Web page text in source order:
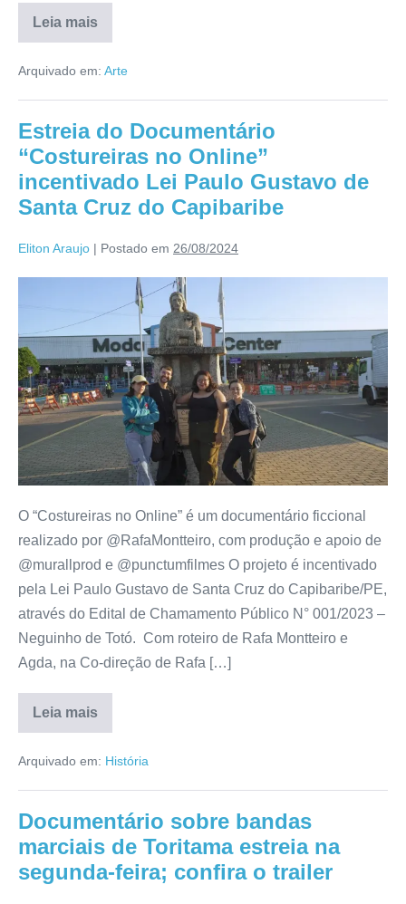
Leia mais
Arquivado em: Arte
Estreia do Documentário
“Costureiras no Online”
incentivado Lei Paulo Gustavo de
Santa Cruz do Capibaribe
Eliton Araujo | Postado em 26/08/2024
O “Costureiras no Online” é um documentário ficcional
realizado por @RafaMontteiro, com produção e apoio de
@murallprod e @punctumfilmes O projeto é incentivado
pela Lei Paulo Gustavo de Santa Cruz do Capibaribe/PE,
através do Edital de Chamamento Público N° 001/2023 –
Neguinho de Totó. Com roteiro de Rafa Montteiro e
Agda, na Co-direção de Rafa […]
Leia mais
Arquivado em: História
Documentário sobre bandas
marciais de Toritama estreia na
segunda-feira; confira o trailer